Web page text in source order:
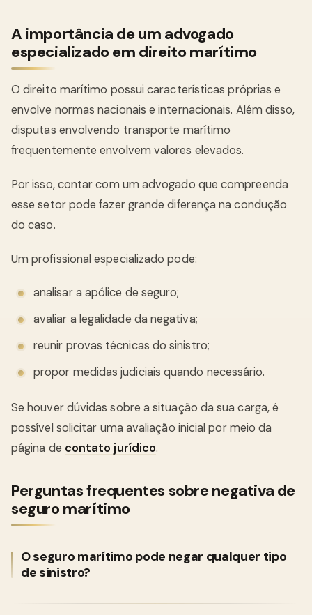
A importância de um advogado
especializado em direito marítimo
O direito marítimo possui características próprias e
envolve normas nacionais e internacionais. Além disso,
disputas envolvendo transporte marítimo
frequentemente envolvem valores elevados.
Por isso, contar com um advogado que compreenda
esse setor pode fazer grande diferença na condução
do caso.
Um profissional especializado pode:
analisar a apólice de seguro;
avaliar a legalidade da negativa;
reunir provas técnicas do sinistro;
propor medidas judiciais quando necessário.
Se houver dúvidas sobre a situação da sua carga, é
possível solicitar uma avaliação inicial por meio da
página de contato jurídico.
Perguntas frequentes sobre negativa de
seguro marítimo
O seguro marítimo pode negar qualquer tipo
de sinistro?